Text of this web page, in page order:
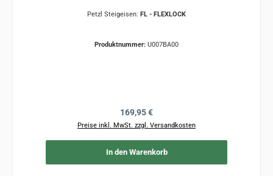
Petzl Steigeisen: FL - FLEXLOCK
Produktnummer: U007BA00
Regulärer Preis:
169,95 €
Preise inkl. MwSt. zzgl. Versandkosten
In den Warenkorb